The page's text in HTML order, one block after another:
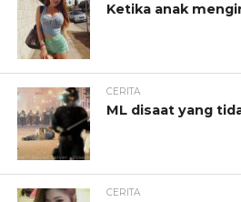
Ketika anak
CERITA
ML disaat yang
CERITA